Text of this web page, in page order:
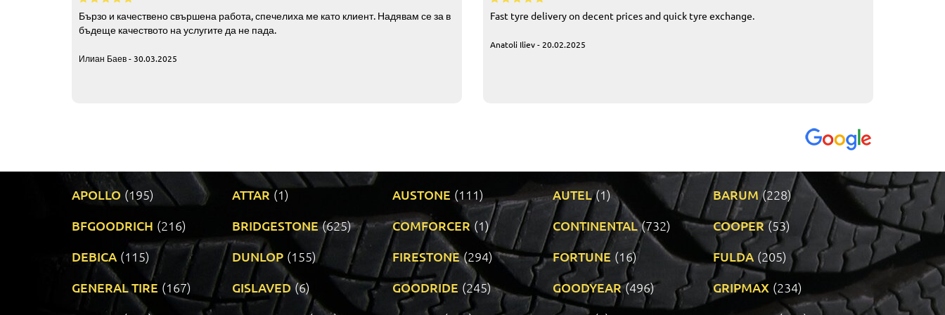
Бързо и качествено свършена работа, спечелиха ме като клиент. Надявам се за в
бъдеще качеството на услугите да не пада.
Илиан Баев - 30.03.2025
Fast tyre delivery on decent prices and quick tyre exchange.
Anatoli Iliev - 20.02.2025
APOLLO (195) ATTAR (1) AUSTONE (111) AUTEL (1) BARUM (228)
BFGOODRICH (216) BRIDGESTONE (625) COMFORCER (1) CONTINENTAL (732) COOPER (53)
DEBICA (115) DUNLOP (155) FIRESTONE (294) FORTUNE (16) FULDA (205)
GENERAL TIRE (167) GISLAVED (6) GOODRIDE (245) GOODYEAR (496) GRIPMAX (234)